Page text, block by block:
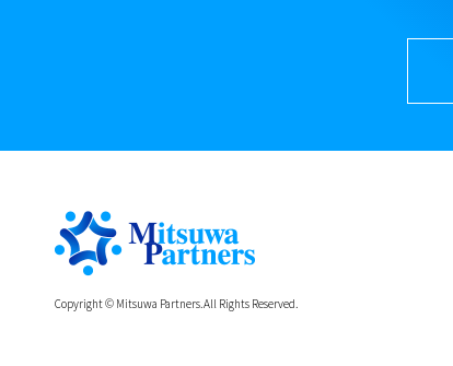
Copyright © Mitsuwa Partners.All Rights Reserved.